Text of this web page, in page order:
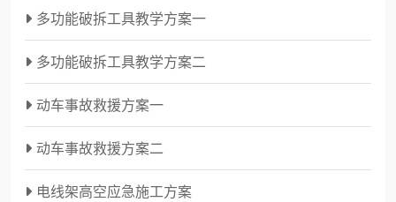
多功能破拆工具教学方案一
多功能破拆工具教学方案二
动车事故救援方案一
动车事故救援方案二
电线架高空应急施工方案